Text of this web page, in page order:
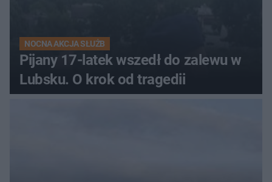
NOCNA AKCJA SŁUŻB
Pijany 17-latek wszedł do zalewu w
Lubsku. O krok od tragedii